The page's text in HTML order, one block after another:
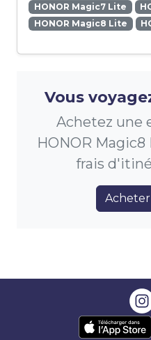
HONOR Magic7 Lite
HONOR Magic8 Lite
Vous
Achetez une
HONOR
frais
Acheter